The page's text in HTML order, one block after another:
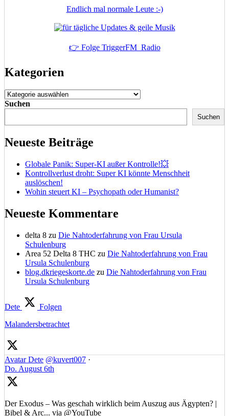
Endlich mal normale Leute :-)
👉 Folge TriggerFM_Radio
Kategorien
Kategorien
Suchen
Suchen
Neueste Beiträge
Globale Panik: Super-KI außer Kontrolle!💥
Kontrollverlust droht: Super KI könnte Menschheit
auslöschen!
Wohin steuert KI – Psychopath oder Humanist?
Neueste Kommentare
delta 8 zu Die Nahtoderfahrung von Frau Ursula
Schulenburg
Area 52 Delta 8 THC zu Die Nahtoderfahrung von Frau
Ursula Schulenburg
blog.dkriegeskorte.de zu Die Nahtoderfahrung von Frau
Ursula Schulenburg
Dete
Folgen
Malandersbetrachtet
Avatar Dete @kuvert007 ·
Do. August 6th
Der Exodus – Was geschah wirklich beim Auszug aus Ägypten? |
Bibel & Arc... via @YouTube